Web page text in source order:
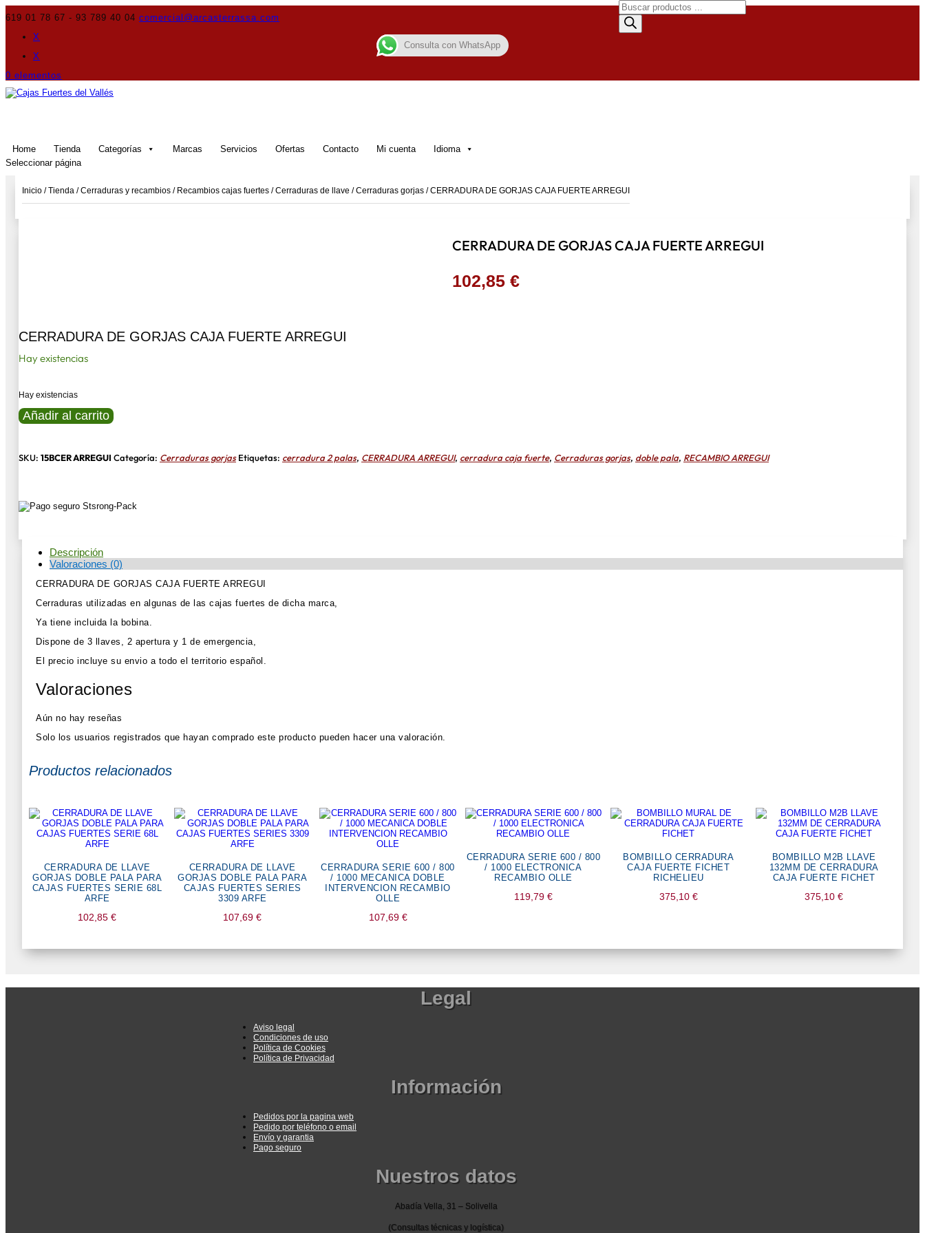
619 01 78 67 - 93 789 40 04 comercial@arcasterrassa.com
X
X
0 elementos
Home Tienda Categorías Marcas Servicios Ofertas Contacto Mi cuenta
Idioma
Seleccionar página
Búsqueda
de
productos
Inicio /Tienda /Cerraduras y recambios / Recambios cajas fuertes /Cerraduras de llave /Cerraduras gorjas / CERRADURA DE GORJAS CAJA FUERTE ARREGUI
CERRADURA DE GORJAS CAJA FUERTE ARREGUI
102,85 €
CERRADURA DE GORJAS CAJA FUERTE ARREGUI
Hay existencias
Hay existencias
CERRADURA
DE
FUERTE
Añadir al carrito
SKU: 15BCER ARREGUI Categoría: Cerraduras gorjas Etiquetas: cerradura 2 palas, CERRADURA ARREGUI, cerradura caja fuerte, Cerraduras gorjas, doble pala, RECAMBIO ARREGUI
Descripción
Valoraciones (0)
CERRADURA DE GORJAS CAJA FUERTE ARREGUI
Cerraduras utilizadas en algunas de las cajas fuertes de dicha marca,
Ya tiene incluida la bobina.
Dispone de 3 llaves, 2 apertura y 1 de emergencia,
El precio incluye su envio a todo el territorio español.
Valoraciones
Aún no hay reseñas
Solo los usuarios registrados que hayan comprado este producto pueden hacer una valoración.
Productos relacionados
CERRADURA DE LLAVE
GORJAS DOBLE PALA PARA
CAJAS FUERTES SERIE 68L
ARFE
102,85€
CERRADURA DE LLAVE
GORJAS DOBLE PALA PARA
CAJAS FUERTES SERIES
3309 ARFE
107,69€
CERRADURA SERIE 600 / 800
/ 1000 MECANICA DOBLE
INTERVENCION RECAMBIO
OLLE
107,69 €
CERRADURA SERIE 600 / 800
/ 1000 ELECTRONICA
RECAMBIO OLLE
119,79 €
BOMBILLO CERRADURA
CAJA FUERTE FICHET
RICHELIEU
375,10 €
BOMBILLO M2B LLAVE
132MM DE CERRADURA
CAJA FUERTE FICHET
375,10€
Legal
Aviso legal
Condiciones de uso
Política de Cookies
Política de Privacidad
Información
Pedidos por la pagina web
Pedido por teléfono o email
Envío y garantia
Pago seguro
Nuestros datos
Abadía Vella, 31 – Solivella
(Consultas técnicas y logística)
Consulta con WhatsApp